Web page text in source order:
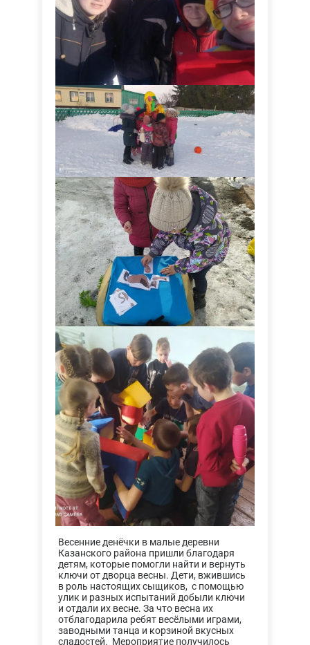
Весенние денёчки в малые деревни
Казанского района пришли благодаря
детям, которые помогли найти и вернуть
ключи от дворца весны. Дети, вжившись
в роль настоящих сыщиков, с помощью
улик и разных испытаний добыли ключи
и отдали их весне. За что весна их
отблагодарила ребят весёлыми играми,
заводными танца и корзиной вкусных
сладостей. Мероприятие получилось